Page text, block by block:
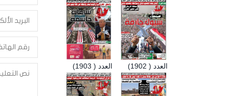
العدد ( 1903) العدد ( 1902)